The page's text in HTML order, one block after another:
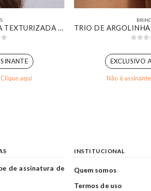
MEIA ARGOLA VAZADA TEXTURIZADA BANHADA EM OURO 18K
aqui
EXCLUSIVO
Não é
de assinatura de
INSTITUCIONAL
Quem somos
Termos de uso